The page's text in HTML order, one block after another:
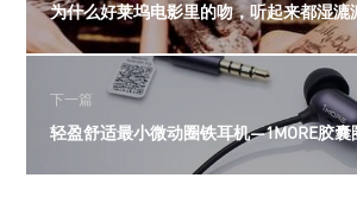
为什么好莱坞电影里的吻，听起来都湿漉
下一篇
轻盈舒适最小微动圈铁耳机—1MORE胶囊